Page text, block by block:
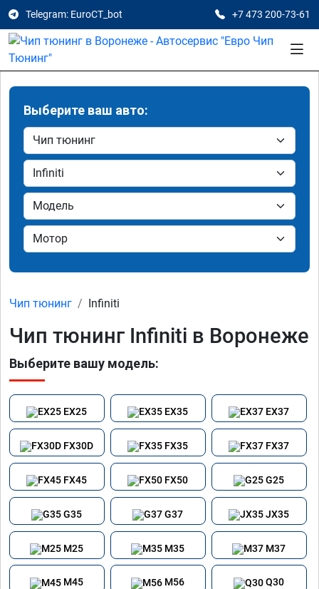
Telegram: EuroCT_bot +7 473 200-73-61
Выберите ваш авто:
Чип тюнинг Infiniti
Чип тюнинг Infiniti в Воронеже
Выберите вашу модель:
EX25 EX35 EX37
FX30D FX35 FX37
FX45 FX50 G25
G35 G37 JX35
M25 M35 M37
M45 M56 Q30